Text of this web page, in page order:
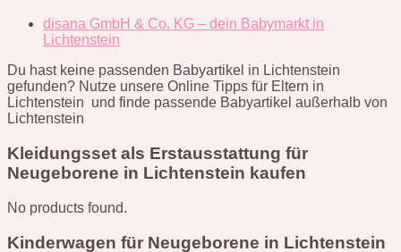
disana GmbH & Co. KG – dein Babymarkt in
Lichtenstein
Du hast keine passenden Babyartikel in Lichtenstein
gefunden? Nutze unsere Online Tipps für Eltern in
Lichtenstein und finde passende Babyartikel außerhalb von
Lichtenstein
Kleidungsset als Erstausstattung für
Neugeborene in Lichtenstein kaufen
No products found.
Kinderwagen für Neugeborene in Lichtenstein